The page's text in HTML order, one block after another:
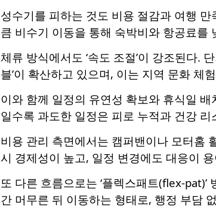
성수기를 피하는 것도 비용 절감과 여행
큼 비수기 이동을 통해 숙박비와 항공료를
체류 방식에서도 ‘속도 조절’이 강조된다.
블’이 확산하고 있으며, 이는 지역 문화 체
이와 함께 일정의 유연성 확보와 휴식일 배
일수록 과도한 일정은 피로 누적과 건강
비용 관리 측면에서는 캠퍼밴이나 모터홈
시 경제성이 높고, 일정 변경에도 대응이
또 다른 흐름으로는 ‘플렉스패트(flex-
간 머무른 뒤 이동하는 형태로, 행정 부담